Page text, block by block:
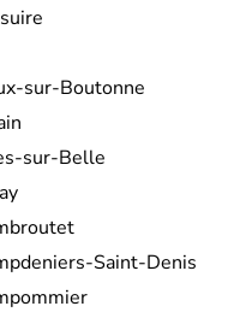
sur-Boutonne
sur-Belle
Saint-Denis